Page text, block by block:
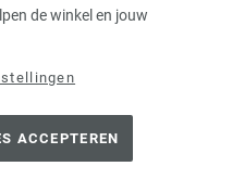
de winkel en jouw
ACCEPTEREN